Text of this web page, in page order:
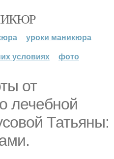
уроки маникюра
условиях
фото
от
лечебной
Татьяны: